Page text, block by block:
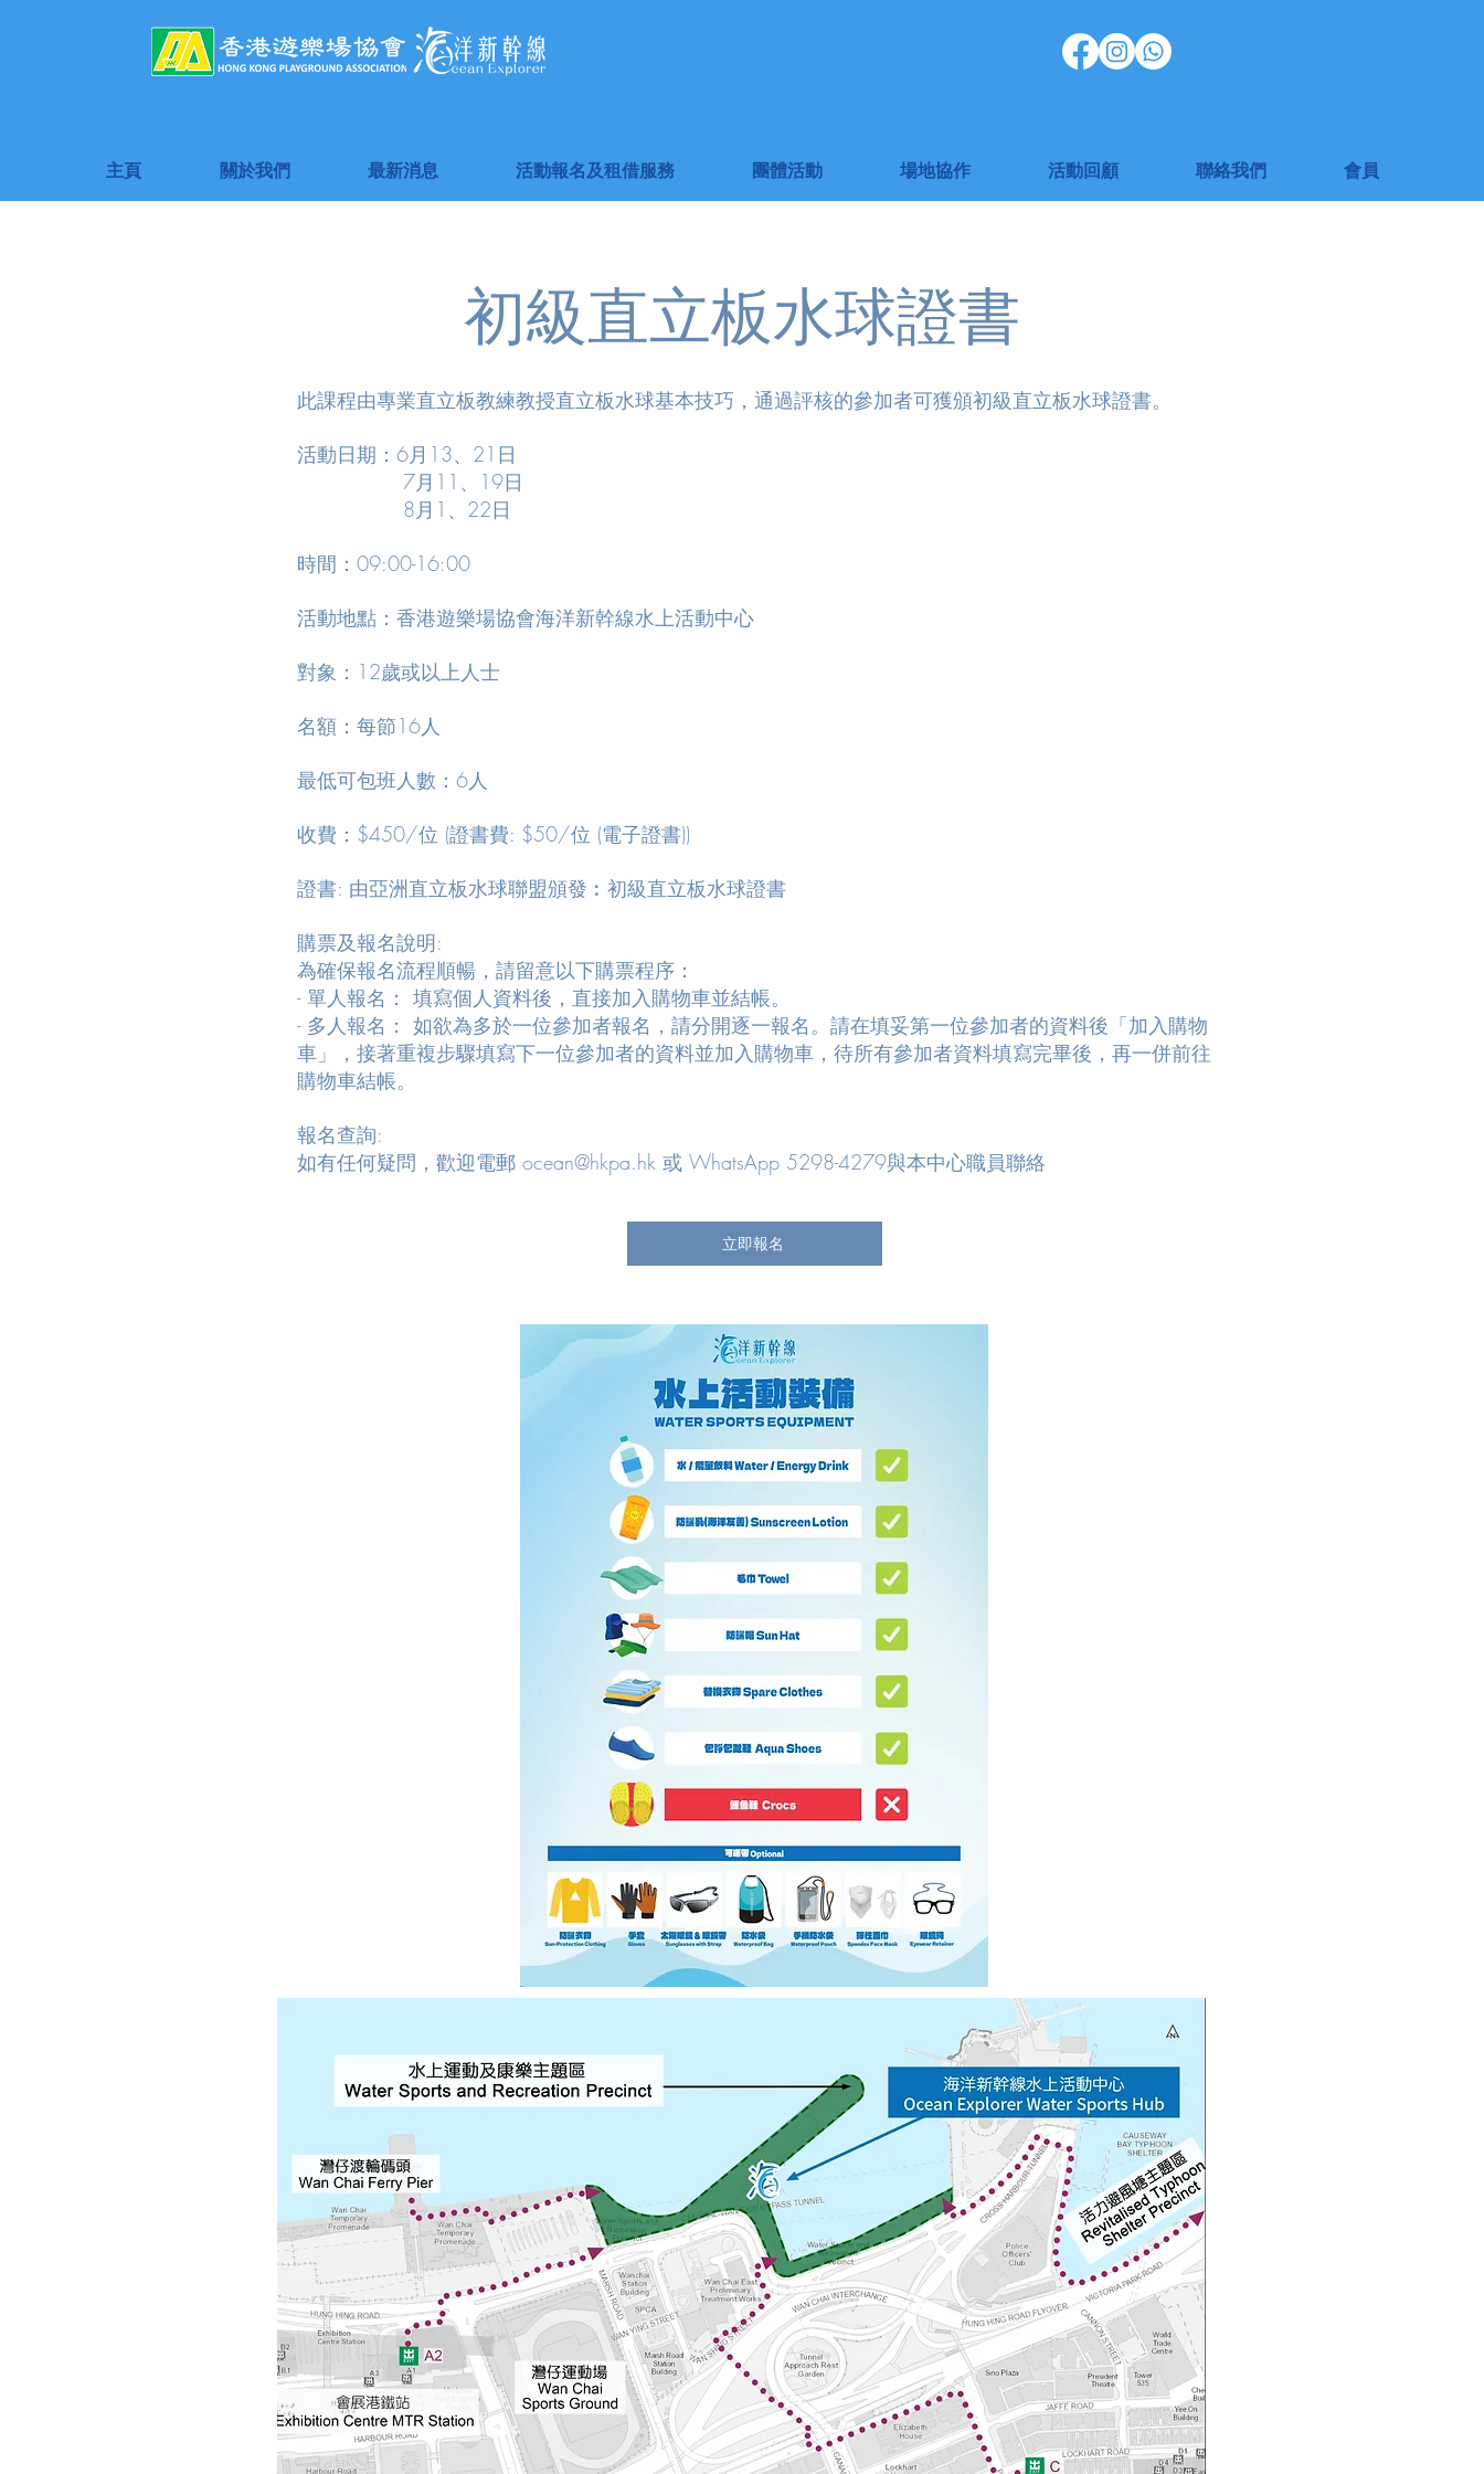
主頁 關於我們 最新消息 活動報名及租借服務 團體活動 場地協作 活動回顧 聯絡我們 會員
初級直立板水球證書
此課程由專業直立板教練教授直立板水球基本技巧，通過評核的參加者可獲頒初級直立板水球證書。
活動日期：6月13、21日
7月11、19日
8月1、22日
時間：09:00-16:00
活動地點：香港遊樂場協會海洋新幹線水上活動中心
對象：12歲或以上人士
名額：每節16人
最低可包班人數：6人​
收費：$450/位 (證書費: $50/位 (電子證書))
證書: 由亞洲直立板水球聯盟頒發︰初級直立板水球證書
購票及報名說明:
為確保報名流程順暢，請留意以下購票程序：
- 單人報名： 填寫個人資料後，直接加入購物車並結帳。
- 多人報名： 如欲為多於一位參加者報名，請分開逐一報名。請在填妥第一位參加者的資料後「加入購物
車」，接著重複步驟填寫下一位參加者的資料並加入購物車，待所有參加者資料填寫完畢後，再一併前往
購物車結帳。
報名查詢:
如有任何疑問，歡迎電郵 ocean@hkpa.hk 或 WhatsApp 5298-4279與本中心職員聯絡
立即報名